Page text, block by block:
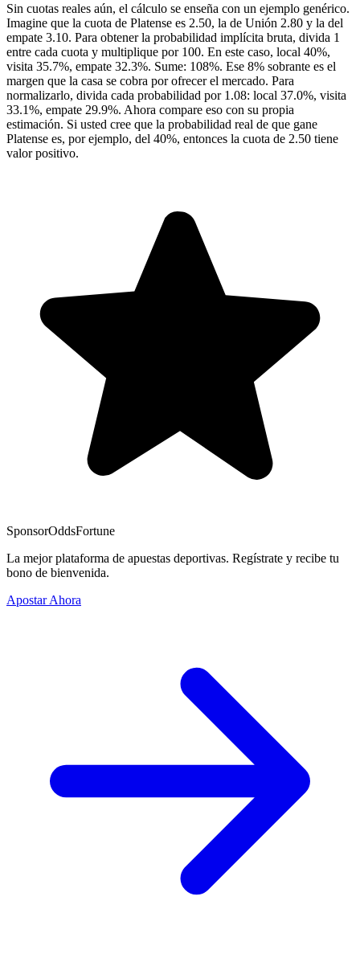
Sin cuotas reales aún, el cálculo se enseña con un ejemplo genérico.
Imagine que la cuota de Platense es 2.50, la de Unión 2.80 y la del
empate 3.10. Para obtener la probabilidad implícita bruta, divida 1
entre cada cuota y multiplique por 100. En este caso, local 40%,
visita 35.7%, empate 32.3%. Sume: 108%. Ese 8% sobrante es el
margen que la casa se cobra por ofrecer el mercado. Para
normalizarlo, divida cada probabilidad por 1.08: local 37.0%, visita
33.1%, empate 29.9%. Ahora compare eso con su propia
estimación. Si usted cree que la probabilidad real de que gane
Platense es, por ejemplo, del 40%, entonces la cuota de 2.50 tiene
valor positivo.
SponsorOddsFortune
La mejor plataforma de apuestas deportivas. Regístrate y recibe tu
bono de bienvenida.
Apostar Ahora